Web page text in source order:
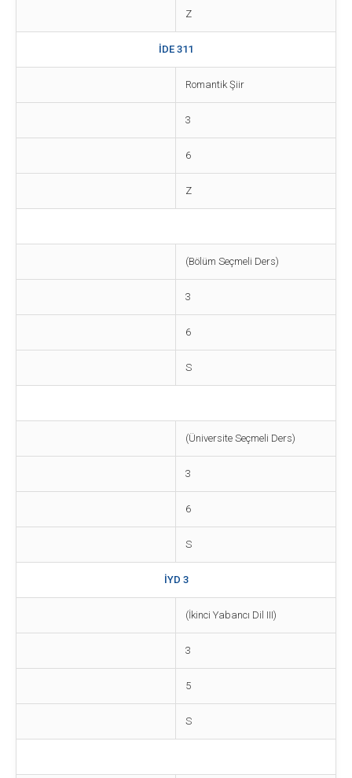
Z
İDE 311
Romantik Şiir
3
6
Z
(Bölüm Seçmeli Ders)
3
6
S
(Üniversite Seçmeli Ders)
3
6
S
İYD 3
(İkinci Yabancı Dil III)
3
5
S